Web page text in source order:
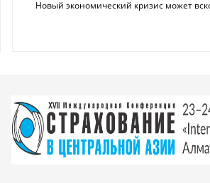
Новый экономический кризис может